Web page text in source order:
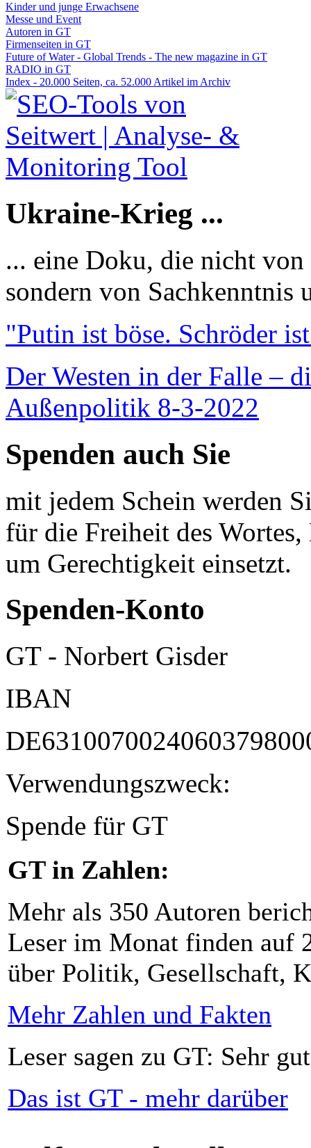
Kinder und junge Erwachsene
Messe und Event
Autoren in GT
Firmenseiten in GT
Future of Water - Global Trends - The new magazine in GT
RADIO in GT
Index - 20.000 Seiten, ca. 52.000 Artikel im Archiv
Ukraine-Krieg ...
... eine Doku, die nicht
sondern von Sachkenntnis
"Putin ist böse. Schröder
Der Westen in der Falle –
Außenpolitik 8-3-2022
Spenden auch Sie
mit jedem Schein werden
für die Freiheit des
um Gerechtigkeit einsetzt.
Spenden-Konto
GT - Norbert Gisder
IBAN
Verwendungszweck:
Spende für GT
GT in Zahlen:
Mehr als 350 Autoren
Leser im Monat finden auf
über Politik, Gesellschaft,
Mehr Zahlen und Fakten
Leser sagen zu GT: Sehr
Das ist GT - mehr darüber